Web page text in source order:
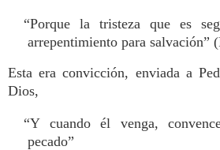
“Porque la tristeza que es
arrepentimiento para salvación”
Esta era convicción, enviada a
Dios,
“Y cuando él venga,
pecado”